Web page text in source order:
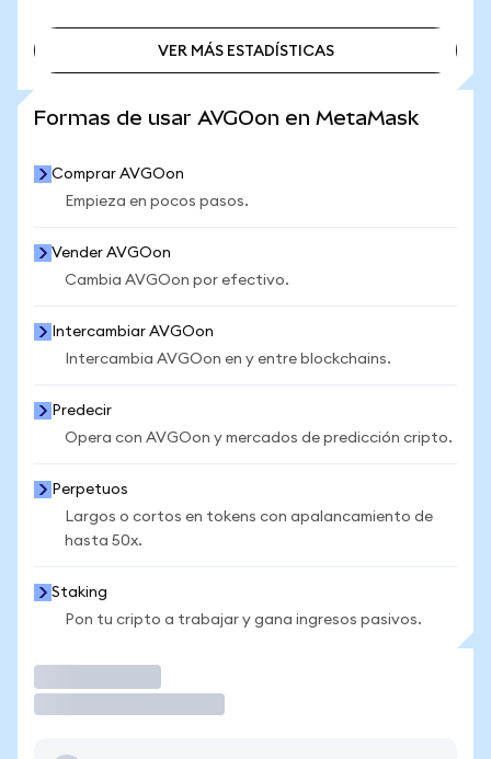
VER MÁS ESTADÍSTICAS
Formas de usar AVGOon en MetaMask
Comprar AVGOon
Empieza en pocos pasos.
Vender AVGOon
Cambia AVGOon por efectivo.
Intercambiar AVGOon
Intercambia AVGOon en y entre blockchains.
Predecir
Opera con AVGOon y mercados de predicción cripto.
Perpetuos
Largos o cortos en tokens con apalancamiento de
hasta 50x.
Staking
Pon tu cripto a trabajar y gana ingresos pasivos.